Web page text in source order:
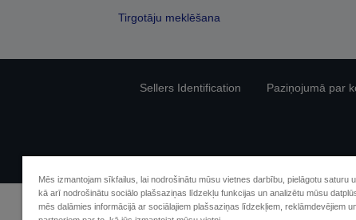
Tirgotāju meklēšana
Sellers Identification Paziņojumā par
Mēs izmantojam sīkfailus, lai nodrošinātu mūsu vietnes darbību, pielāgotu saturu
kā arī nodrošinātu sociālo plašsaziņas līdzekļu funkcijas un analizētu mūsu
mēs dalāmies informācijā ar sociālajiem plašsaziņas līdzekļiem, reklāmdevējiem